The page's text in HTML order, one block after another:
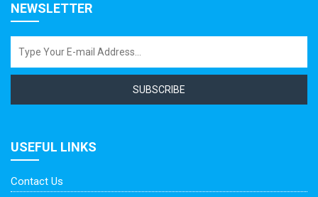
NEWSLETTER
SUBSCRIBE
USEFUL LINKS
Contact Us